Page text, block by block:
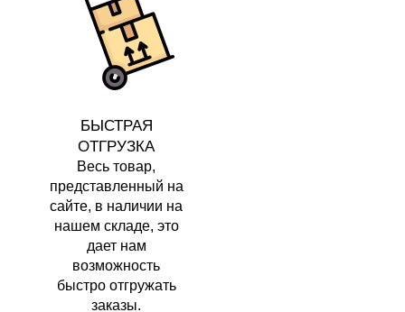
БЫСТРАЯ
ОТГРУЗКА
Весь товар,
представленный на
сайте, в наличии на
нашем складе, это
дает нам
возможность
быстро отгружать
заказы.